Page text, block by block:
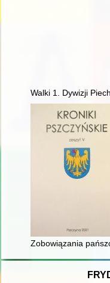
Walki 1. Dywizji
Zobowiązania